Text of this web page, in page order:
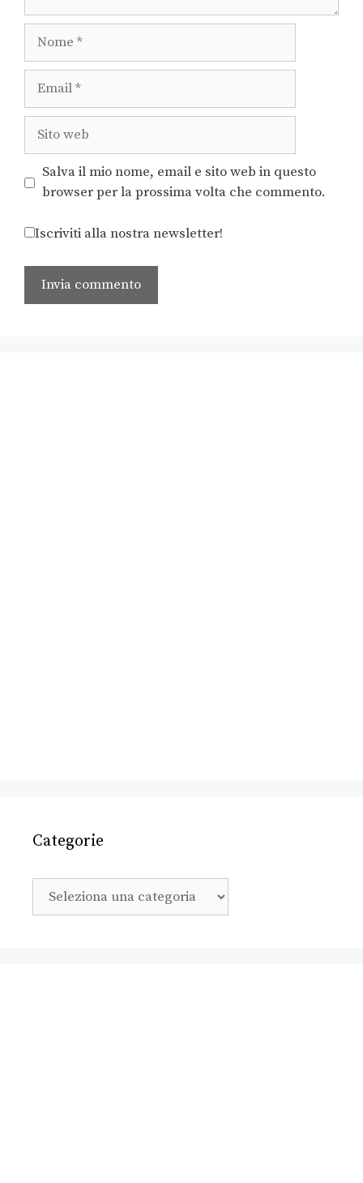
Salva il mio nome, email e sito web in questo
browser per la prossima volta che commento.
Iscriviti alla nostra newsletter!
Categorie